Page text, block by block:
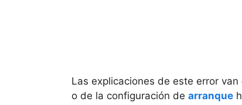
Las explicaciones de este error
o de la configuración de arranque